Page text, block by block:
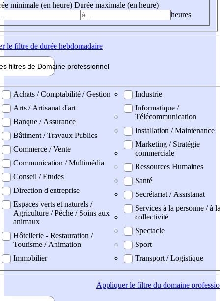
minimale (en heure) Durée maximale (en heure)
heures
le filtre de durée hebdomadaire
filtres de Domaine professionnel
professionel
Achats / Comptabilité / Gestion
Arts / Artisanat d'art
Banque / Assurance
Bâtiment / Travaux Publics
Commerce / Vente
Communication / Multimédia
Conseil / Etudes
Direction d'entreprise
Espaces verts et naturels /
Agriculture / Pêche / Soins aux
animaux
Hôtellerie - Restauration /
Tourisme / Animation
Immobilier
Industrie
Informatique /
Télécommunication
Installation / Maintenance
Marketing / Stratégie
commerciale
Ressources Humaines
Santé
Secrétariat / Assistanat
Services à la personne / à la
collectivité
Spectacle
Sport
Transport / Logistique
Appliquerle filtre du domaine